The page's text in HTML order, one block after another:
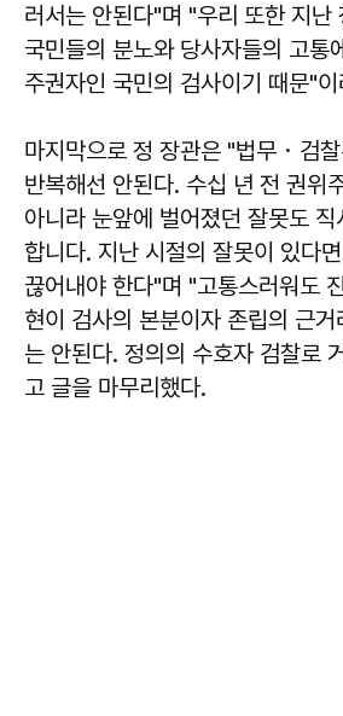
러서는 안된다"며 "우리 또한 지난
국민들의 분노와 당사자들의 고통
주권자인 국민의 검사이기 때문"
마지막으로 정 장관은 "법무・검
반복해선 안된다. 수십 년 전 권위
아니라 눈앞에 벌어졌던 잘못도
합니다. 지난 시절의 잘못이 있다
끊어내야 한다"며 "고통스러워도
현이 검사의 본분이자 존립의 근거
는 안된다. 정의의 수호자 검찰로
고 글을 마무리했다.